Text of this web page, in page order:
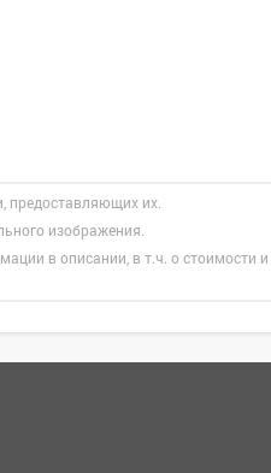
предоставляющих их.
изображения.
в описании, в т.ч. о стоимости и